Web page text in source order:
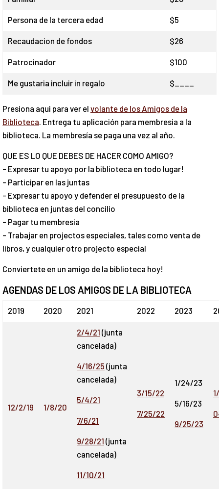
Persona de la tercera edad $5
Recaudacion de fondos $26
Patrocinador $100
Me gustaria incluir in regalo $____
Presiona aqui para ver el volante de los Amigos de la
Biblioteca . Entrega tu aplicación para membresia a la
biblioteca. La membresía se paga una vez al año.
QUE ES LO QUE DEBES DE HACER COMO AMIGO?
- Expresar tu apoyo por la biblioteca en todo lugar!
- Participar en las juntas
- Expresar tu apoyo y defender el presupuesto de la
biblioteca en juntas del concilio
- Pagar tu membresia
- Trabajar en projectos especiales, tales como venta de
libros, y cualquier otro projecto especial
Conviertete en un amigo de la biblioteca hoy!
AGENDAS DE LOS AMIGOS DE LA BIBLIOTECA
2019 2020 2021 2022 2023
12/2/19 1/8/20
2/4/21 (junta
cancelada)
4/16/25 (junta
cancelada)
5/4/21
7/6/21
9/28/21 (junta
cancelada)
11/10/21
3/15/22
7/25/22
1/24/23
5/16/23
9/25/23